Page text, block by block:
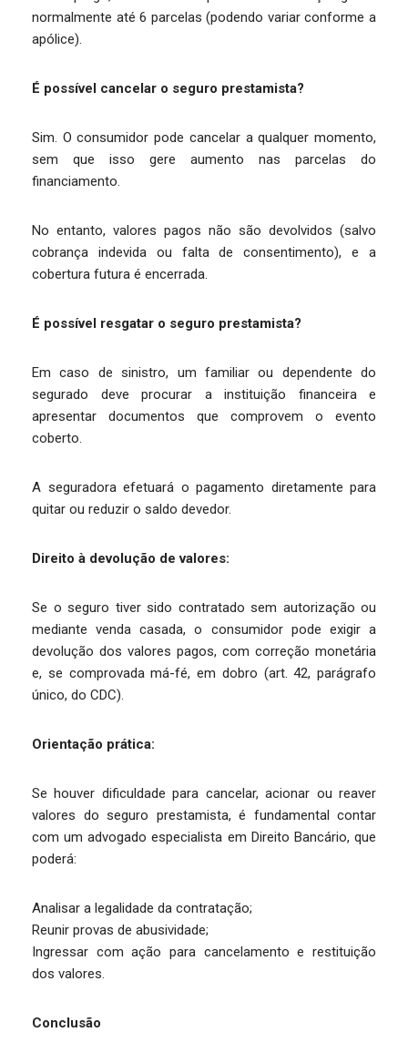
normalmente até 6 parcelas (podendo variar conforme a
apólice).
É possível cancelar o seguro prestamista?
Sim. O consumidor pode cancelar a qualquer momento,
sem que isso gere aumento nas parcelas do
financiamento.
No entanto, valores pagos não são devolvidos (salvo
cobrança indevida ou falta de consentimento), e a
cobertura futura é encerrada.
É possível resgatar o seguro prestamista?
Em caso de sinistro, um familiar ou dependente do
segurado deve procurar a instituição financeira e
apresentar documentos que comprovem o evento
coberto.
A seguradora efetuará o pagamento diretamente para
quitar ou reduzir o saldo devedor.
Direito à devolução de valores:
Se o seguro tiver sido contratado sem autorização ou
mediante venda casada, o consumidor pode exigir a
devolução dos valores pagos, com correção monetária
e, se comprovada má-fé, em dobro (art. 42, parágrafo
único, do CDC).
Orientação prática:
Se houver dificuldade para cancelar, acionar ou reaver
valores do seguro prestamista, é fundamental contar
com um advogado especialista em Direito Bancário, que
poderá:
Analisar a legalidade da contratação;
Reunir provas de abusividade;
Ingressar com ação para cancelamento e restituição
dos valores.
Conclusão